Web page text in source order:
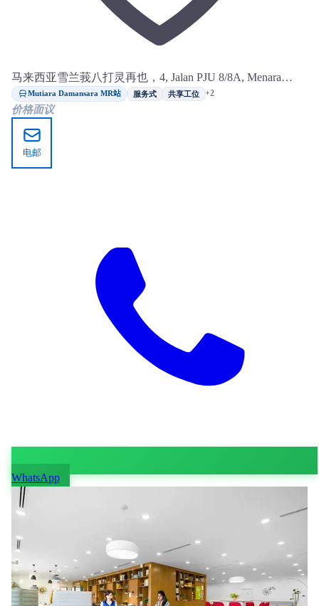
马来西亚雪兰莪八打灵再也，4, Jalan PJU 8/8A, Menara
OBYU, Damansara Perdana
Mutiara Damansara MR站 服务式 共享工位 +2
价格面议
电邮
WhatsApp